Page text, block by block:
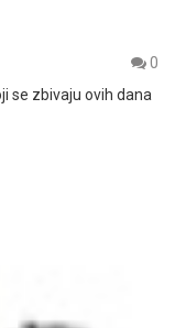
0
se zbivaju ovih dana